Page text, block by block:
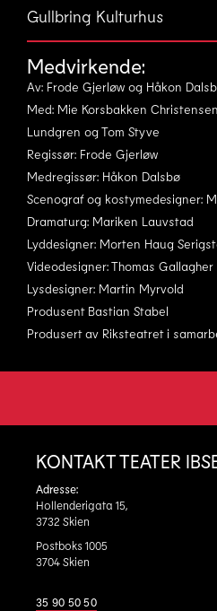
Gullbring Kulturhus
Medvirkende:
Av: Frode Gjerløw og Håkon
Med: Mie Korsbakken
Lundgren og Tom Styve
Regissør: Frode Gjerløw
Medregissør: Håkon Dalsbø
Scenograf og kostymedesigner:
Dramaturg: Mariken Lauvstad
Lyddesigner: Morten Haug
Videodesigner: Thomas Gallagher
Lysdesigner: Martin Myrvold
Produsent Bastian Stabel
Produsert av Riksteatret i
KONTAKT TEATER
Adresse:
Hollenderigata 15,
3732 Skien
Postboks 1005
3704 Skien
35 90 50 50